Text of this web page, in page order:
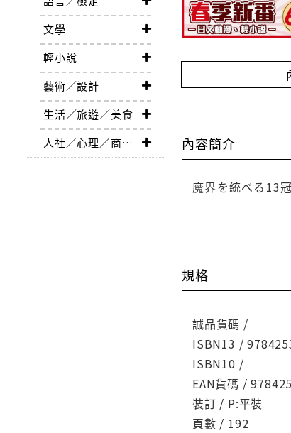
文學
輕小說
藝術／設計
生活／旅遊／美食
人社／心理／商業／其他
內容簡介
魔界を統べる13
規格
誠品貨碼 /
ISBN13 /
ISBN10 /
EAN貨碼 /
裝訂 / P:平裝
頁數 / 192